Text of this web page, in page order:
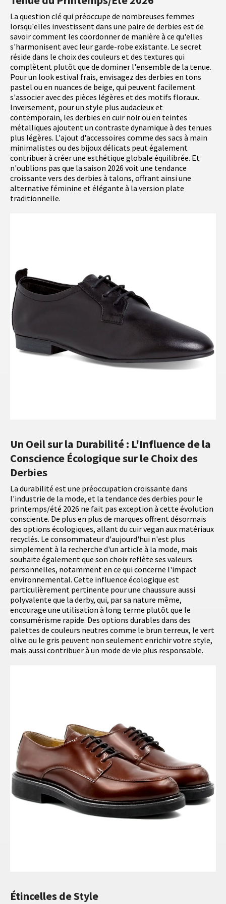
La question clé qui préoccupe de nombreuses femmes
lorsqu'elles investissent dans une paire de derbies est de
savoir comment les coordonner de manière à ce qu'elles
s'harmonisent avec leur garde-robe existante. Le secret
réside dans le choix des couleurs et des textures qui
complètent plutôt que de dominer l'ensemble de la tenue.
Pour un look estival frais, envisagez des derbies en tons
pastel ou en nuances de beige, qui peuvent facilement
s'associer avec des pièces légères et des motifs floraux.
Inversement, pour un style plus audacieux et
contemporain, les derbies en cuir noir ou en teintes
métalliques ajoutent un contraste dynamique à des tenues
plus légères. L'ajout d'accessoires comme des sacs à main
minimalistes ou des bijoux délicats peut également
contribuer à créer une esthétique globale équilibrée. Et
n'oublions pas que la saison 2026 voit une tendance
croissante vers des derbies à talons, offrant ainsi une
alternative féminine et élégante à la version plate
traditionnelle.
Un Oeil sur la Durabilité : L'Influence de la
Conscience Écologique sur le Choix des
Derbies
La durabilité est une préoccupation croissante dans
l'industrie de la mode, et la tendance des derbies pour le
printemps/été 2026 ne fait pas exception à cette évolution
consciente. De plus en plus de marques offrent désormais
des options écologiques, allant du cuir vegan aux matériaux
recyclés. Le consommateur d'aujourd'hui n'est plus
simplement à la recherche d'un article à la mode, mais
souhaite également que son choix reflète ses valeurs
personnelles, notamment en ce qui concerne l'impact
environnemental. Cette influence écologique est
particulièrement pertinente pour une chaussure aussi
polyvalente que la derby, qui, par sa nature même,
encourage une utilisation à long terme plutôt que le
consumérisme rapide. Des options durables dans des
palettes de couleurs neutres comme le brun terreux, le vert
olive ou le gris peuvent non seulement enrichir votre style,
mais aussi contribuer à un mode de vie plus responsable.
Étincelles de Style